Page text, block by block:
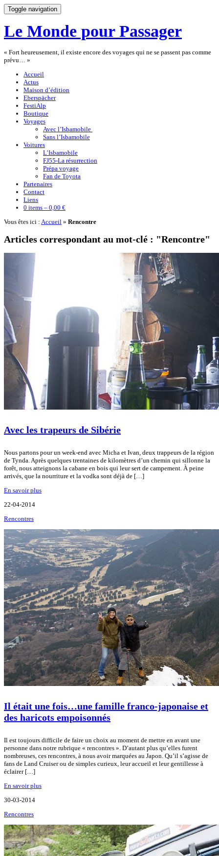
Toggle navigation
Le Monde pour Passager
« Fort heureusement, il existe encore des voyages qui ne se passent pas comme
prévu… »
Accueil
Actus
Maison d’édition
Eberspächer
FestiAlp
Boutique
Voyages
Avec l’Isbamobile
Sans l’Isbamobile
Voitures
L’Isbamobile
FJ55-La résurrection
Prépa voyage
Fan de Toyota
Partenaires
Contact
Liens
0 items – 0,00 €
Vous êtes ici : Accueil » Rencontre
Articles correspondant au mot-clé : "Rencontre"
Avec les trapeurs de Sibérie
Nous partons pour un week-end avec Micha et Ivan, deux trappeurs de la région
de Tynda. Après quelques trentaines de kilomètres d’un chemin qui sillonne la
forêt, nous atteignons la cabane en bois qui leur sert de campement. À peine
arrivés, que la nourriture et la vodka sont déjà de […]
En savoir plus
22-04-2014
Rencontres
Il était une fois…une famille franco-japonaise et
des haricots empoisonnés
Il est toujours difficile de faire un choix au moment de mettre en avant une
personne dans notre rubrique « rencontres ». D’autant plus qu’elles furent
nombreuses, ces rencontres, à nous avoir marquées au Japon. Qu’il s’agisse de
fans de Land Cruiser ou de simples curieux, leur accueil et leur gentillesse à
éclairer […]
En savoir plus
30-03-2014
Rencontres